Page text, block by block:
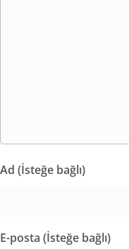
Ad (İsteğe bağlı)
E-posta (İsteğe bağlı)